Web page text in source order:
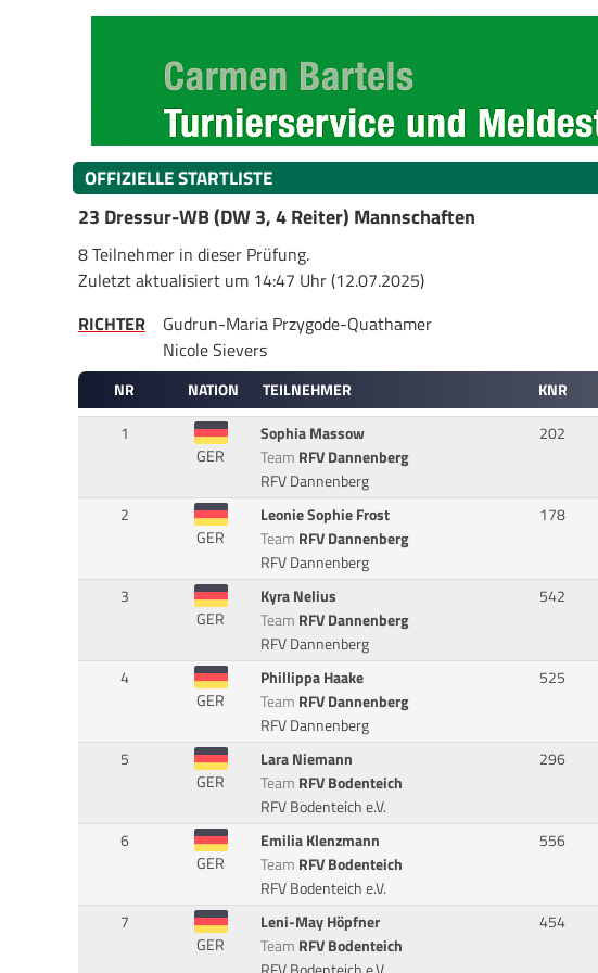
OFFIZIELLE STARTLISTE
23 Dressur-WB (DW 3, 4 Reiter) Mannschaften
8 Teilnehmer in dieser Prüfung.
Zuletzt aktualisiert um 14:47 Uhr (12.07.2025)
RICHTER
Gudrun-Maria Przygode-Quathamer
Nicole Sievers
NR NATION TEILNEHMER KNR
1
GER
Sophia Massow
Team RFV Dannenberg
RFV Dannenberg
202
2
GER
Leonie Sophie Frost
Team RFV Dannenberg
RFV Dannenberg
178
3
GER
Kyra Nelius
Team RFV Dannenberg
RFV Dannenberg
542
4
GER
Phillippa Haake
Team RFV Dannenberg
RFV Dannenberg
525
5
GER
Lara Niemann
Team RFV Bodenteich
RFV Bodenteich e.V.
296
6
GER
Emilia Klenzmann
Team RFV Bodenteich
RFV Bodenteich e.V.
556
7
GER
Leni-May Höpfner
Team RFV Bodenteich
454